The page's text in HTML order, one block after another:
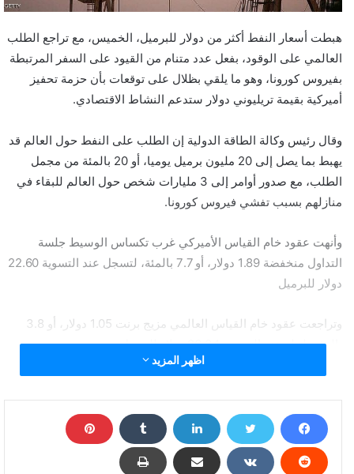
هبطت أسعار النفط أكثر من دولار للبرميل، الخميس، مع تراجع الطلب
العالمي على الوقود، بفعل عدد متنام من القيود على السفر المرتبطة
بفيروس كورونا، وهو ما يلقي بظلال على توقعات بأن حزمة تحفيز
أميركية بقيمة تريليوني دولار ستدعم النشاط الاقتصادي.
وقال رئيس وكالة الطاقة الدولية إن الطلب على النفط حول العالم قد
يهبط بما يصل إلى 20 مليون برميل يوميا، أو 20 بالمئة من مجمل
الطلب، مع صدور أوامر إلى 3 مليارات شخص حول العالم للبقاء في
منازلهم بسبب تفشي فيروس كورونا.
وأنهت عقود خام القياس الأميركي غرب تكساس الوسيط جلسة
التداول منخفضة 1.89 دولار، أو 7.7 بالمئة، لتسجل عند التسوية 22.60
دولار للبرميل
وتراجعت عقود خام القياس العالمي مزيج برنت 1.05 دولار، أو 3.8
بالمئة، لتبلغ عند التسوية 26.34 دولار للبرميل.
المئة.
وكانت خسائر عقود الخام الأميركي أكبر بشكل ملحوظ من خام برنت
في جلسة اليوم. وألغت وزارة الطاقة الأميركية خطة لشراء نفط خام
اظهر المزيد